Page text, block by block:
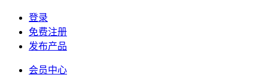
登录
免费注册
发布产品
会员中心